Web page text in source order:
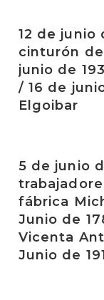
12 de junio
cinturón
junio de
/ 16 de
Elgoibar
5 de junio
fábrica
Junio de
Vicenta
Junio de